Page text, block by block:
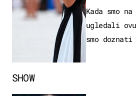
SHOW
Kada smo
ugledali
smo